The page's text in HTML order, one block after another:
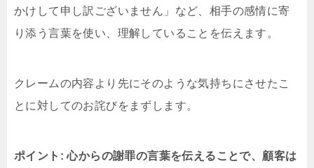
かけして申し訳ございません」など、相手の感情に寄
り添う言葉を使い、理解していることを伝えます。
クレームの内容より先にそのような気持ちにさせたこ
とに対してのお詫びをまずします。
ポイント: 心からの謝罪の言葉を伝えることで、顧客は